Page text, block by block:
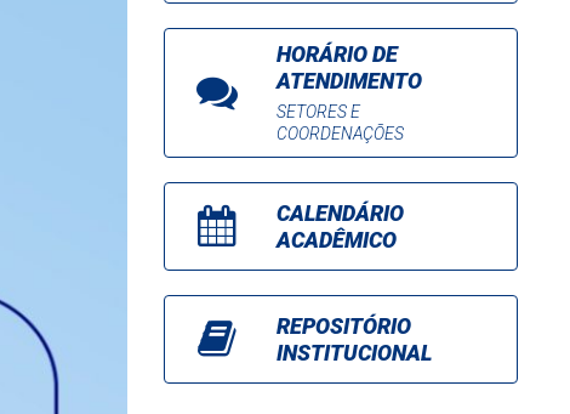
HORÁRIO DE
ATENDIMENTO
SETORES E
COORDENAÇÕES
CALENDÁRIO
ACADÊMICO
REPOSITÓRIO
INSTITUCIONAL